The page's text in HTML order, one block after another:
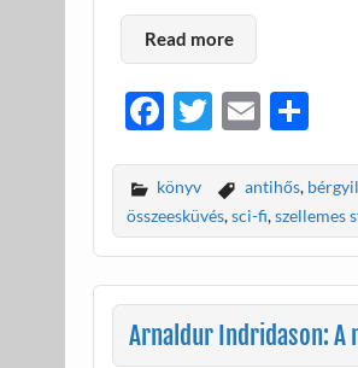
Read more
F
e
b
o
o
k
T
itt
er
E
ail za
m
e
g
könyv antihős,
összeesküvés,sci-fi,szellemes
Arnaldur Indridason: